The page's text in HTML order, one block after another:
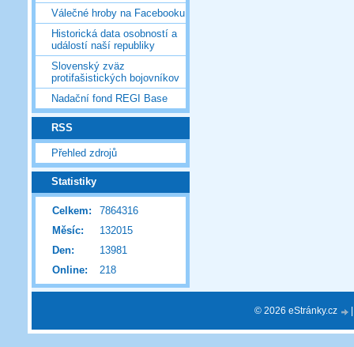
Válečné hroby na Facebooku
Historická data osobností a
událostí naší republiky
Slovenský zväz
protifašistických bojovníkov
Nadační fond REGI Base
RSS
Přehled zdrojů
Statistiky
Online: 218
Celkem:
7864316
Měsíc:
132015
Den:
13981
© 2026 eStránky.cz